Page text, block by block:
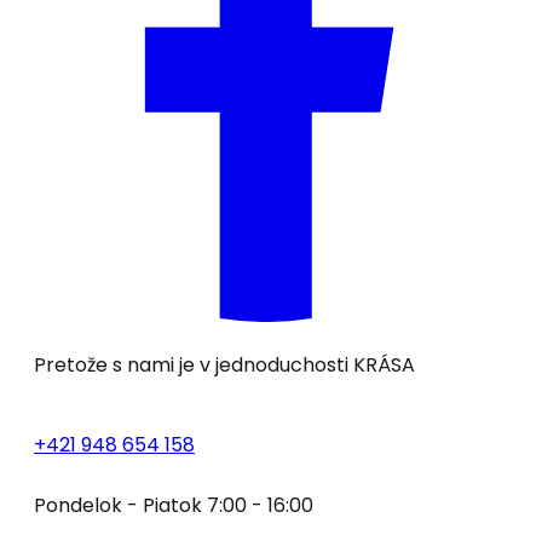
Pretože s nami je v jednoduchosti KRÁSA
+421 948 654 158
Pondelok - Piatok 7:00 - 16:00